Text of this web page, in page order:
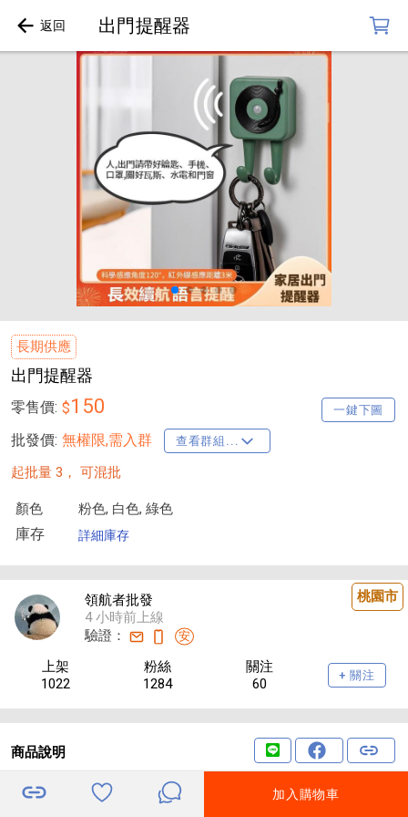
出門提醒器
長期供應
出門提醒器
零售價: $150 一鍵下圖
批發價: 無權限,需入群 查看群組...
起批量 3， 可混批
顏色 粉色, 白色, 綠色
庫存 詳細庫存
桃園市
領航者批發
4 小時前上線
驗證：
安
上架
1022
粉絲
1284
關注
60
+ 關注
商品說明
產品狀況:預購
加入購物車